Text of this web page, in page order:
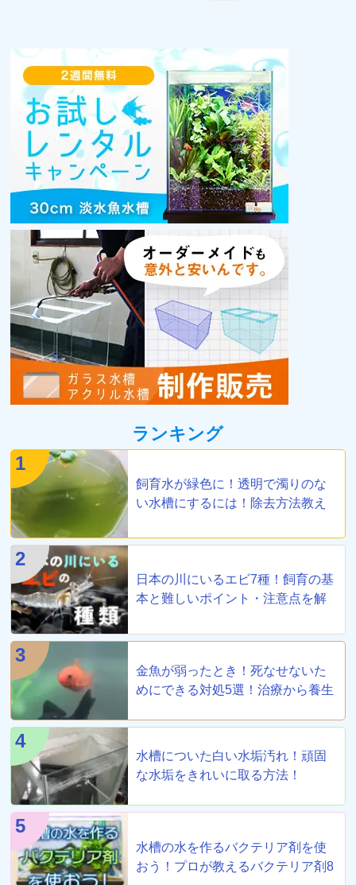
ランキング
1
飼育水が緑色に！透明で濁りのな
い水槽にするには！除去方法教え
2
日本の川にいるエビ7種！飼育の基
本と難しいポイント・注意点を解
3
金魚が弱ったとき！死なせないた
めにできる対処5選！治療から養生
4
水槽についた白い水垢汚れ！頑固
な水垢をきれいに取る方法！
5
水槽の水を作るバクテリア剤を使
おう！プロが教えるバクテリア剤8